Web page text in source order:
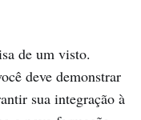
de um visto.
deve demonstrar
sua integração à